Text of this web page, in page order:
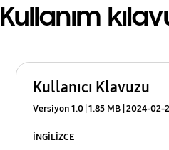
Kullanım
Kullanıcı Klavuzu
Versiyon 1.0 1.85 MB 2024-02-
İNGİLİZCE